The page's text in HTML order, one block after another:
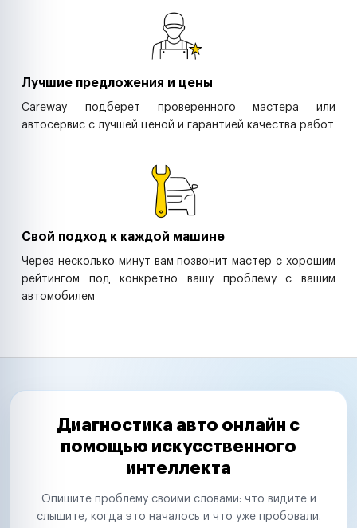
Лучшие предложения и цены
Careway подберет проверенного мастера или
автосервис с лучшей ценой и гарантией качества работ
Свой подход к каждой машине
Через несколько минут вам позвонит мастер с хорошим
рейтингом под конкретно вашу проблему с вашим
автомобилем
Диагностика авто онлайн с
помощью искусственного
интеллекта
Опишите проблему своими словами: что видите и
слышите, когда это началось и что уже пробовали.